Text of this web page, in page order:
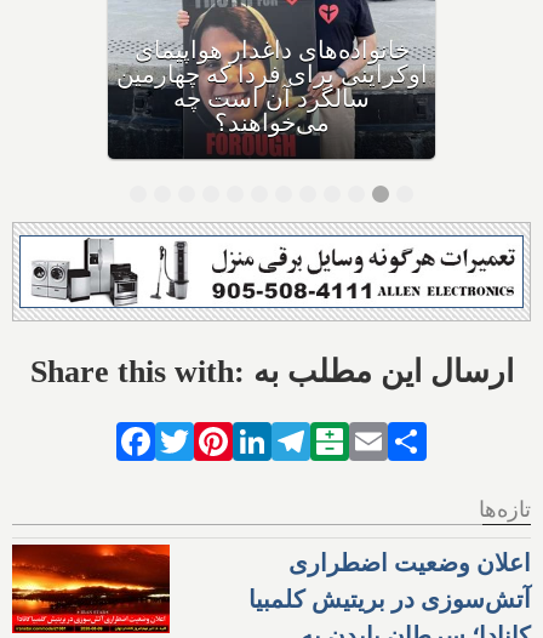
دعوا در دادگاه بالا گرفت: کانادا
و متحدانش، جمهوری اسلامی
را به دلیل سرنگونی پرواز
اوکراینی به دیوان بین‌المللی
دادگستری لاهه می‌برند
Share this with: ارسال این مطلب به
Facebook
TwitterPinterestLinkedIn
Telegram
Balatarin
Email
تازه‌ها
اعلان وضعیت اضطراری
آتش‌سوزی در بریتیش کلمبیا